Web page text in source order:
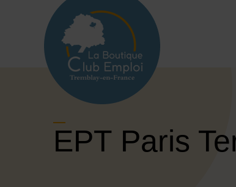
Menu de raccourcis
EPT Paris